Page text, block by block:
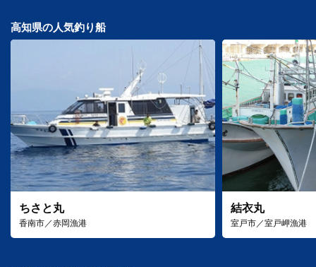
高知県の人気釣り船
ちさと丸
香南市／赤岡漁港
結衣丸
室戸市／室戸岬漁港